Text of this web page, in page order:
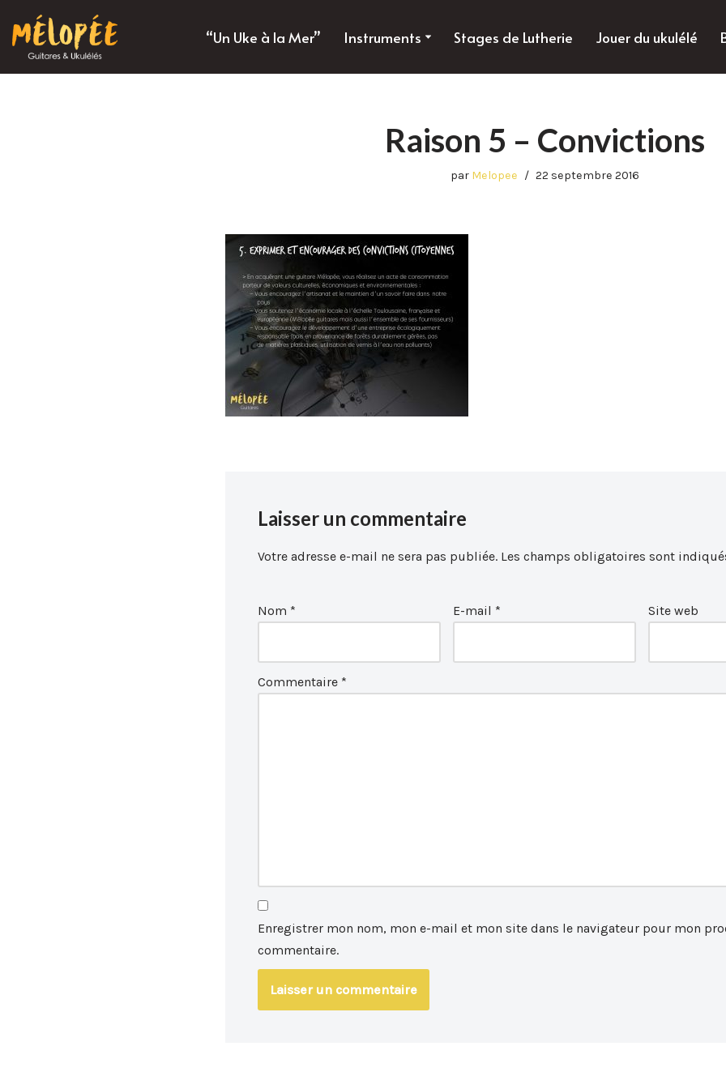
Aller
“Un Uke à la Mer” Instruments Stages de Lutherie Jouer du ukulélé
Raison 5 – Convictions
par Melopee 22 septembre 2016
Laisser un commentaire
Votre adresse e-mail ne sera pas publiée. Les champs obligatoires sont
Nom * E-mail * Site web
Commentaire *
Enregistrer mon nom, mon e-mail et mon site dans le navigateur pour mon
commentaire.